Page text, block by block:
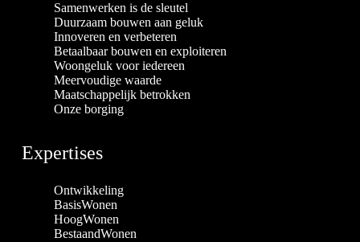
Samenwerken is de sleutel
Duurzaam bouwen aan geluk
Innoveren en verbeteren
Betaalbaar bouwen en exploiteren
Woongeluk voor iedereen
Meervoudige waarde
Maatschappelijk betrokken
Onze borging
Expertises
Ontwikkeling
BasisWonen
HoogWonen
BestaandWonen